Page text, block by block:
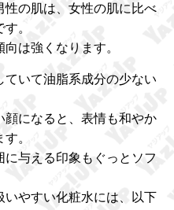
の肌は、女性の肌に比べ
。
は強くなります。
ていて油脂系成分の少ない
顔になると、表情も和やか
。
与える印象もぐっとソフ
やすい化粧水には、以下